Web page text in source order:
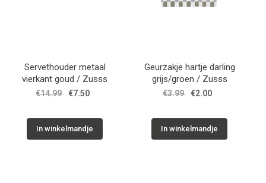
Servethouder metaal
vierkant goud / Zusss
€14.99 €7.50
In winkelmandje
Geurzakje hartje darling
grijs/groen / Zusss
€3.99 €2.00
In winkelmandje